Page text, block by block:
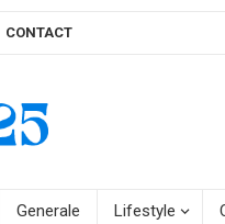
CONTACT
Generale Lifestyle